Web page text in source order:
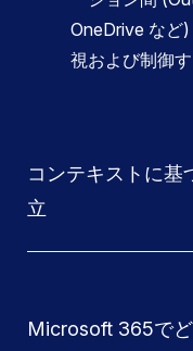
OneDrive など
視および制御
コンテキストに基
立
Microsoft 365で